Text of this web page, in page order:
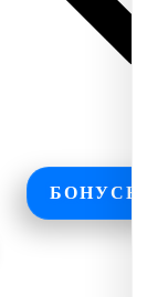
БОНУСЫ